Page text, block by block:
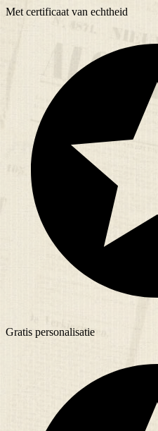
Met certificaat van echtheid
Gratis personalisatie